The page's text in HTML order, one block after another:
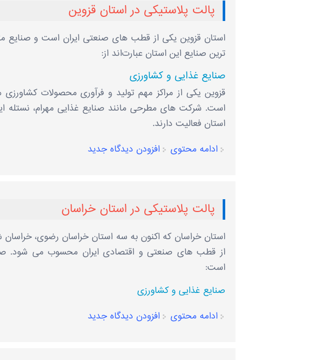
پالت پلاستیکی در استان قزوین
استان قزوین یکی از قطب ‌های صنعتی ایران است و صنایع
ترین صنایع این استان عبارت‌اند از:
صنایع غذایی و کشاورزی
قزوین یکی از مراکز مهم تولید و فرآوری محصولات کشاورزی
است. شرکت ‌های مطرحی مانند صنایع غذایی مهرام، نستله
استان فعالیت دارند.
ادامه محتوی
افزودن دیدگاه جدید
پالت پلاستیکی در استان خراسان
استان خراسان که اکنون به سه استان خراسان رضوی،
از قطب های صنعتی و اقتصادی ایران محسوب می شود.
است:
صنایع غذایی و کشاورزی
ادامه محتوی
افزودن دیدگاه جدید